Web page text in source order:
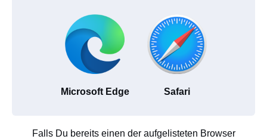
Microsoft Edge Safari
Falls Du bereits einen der aufgelisteten Browser